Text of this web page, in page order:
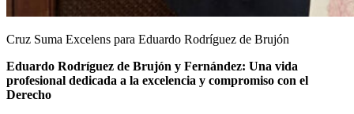
Cruz Suma Excelens para Eduardo Rodríguez de Brujón
Eduardo Rodríguez de Brujón y Fernández: Una vida
profesional dedicada a la excelencia y compromiso con el
Derecho